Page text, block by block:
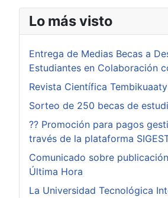
Lo más visto
Entrega de Medias Becas a
Estudiantes en Colaboración
Revista Científica
Sorteo de 250 becas de
?? Promoción para pagos
través de la plataforma
Comunicado sobre
Última Hora
La Universidad Tecnológica